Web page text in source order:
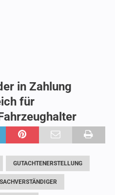
in Zahlung
für
GUTACHTENERSTELLUNG